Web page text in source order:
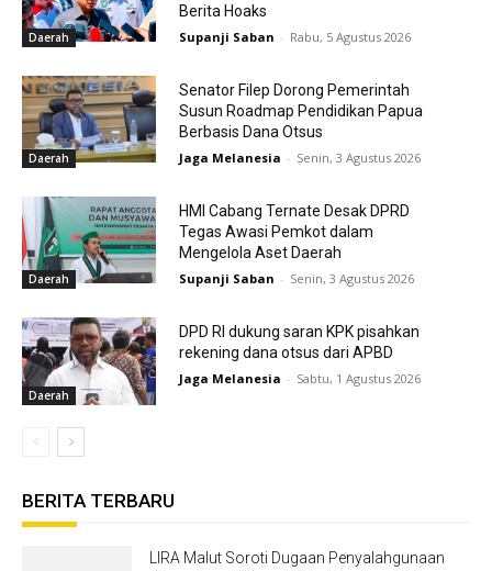
Daerah
Berita Hoaks
Supanji Saban - Rabu, 5 Agustus 2026
Daerah
Senator Filep Dorong Pemerintah
Susun Roadmap Pendidikan Papua
Berbasis Dana Otsus
Jaga Melanesia - Senin, 3 Agustus 2026
Daerah
HMI Cabang Ternate Desak DPRD
Tegas Awasi Pemkot dalam
Mengelola Aset Daerah
Supanji Saban - Senin, 3 Agustus 2026
Daerah
DPD RI dukung saran KPK pisahkan
rekening dana otsus dari APBD
Jaga Melanesia - Sabtu, 1 Agustus 2026
BERITA TERBARU
LIRA Malut Soroti Dugaan Penyalahgunaan